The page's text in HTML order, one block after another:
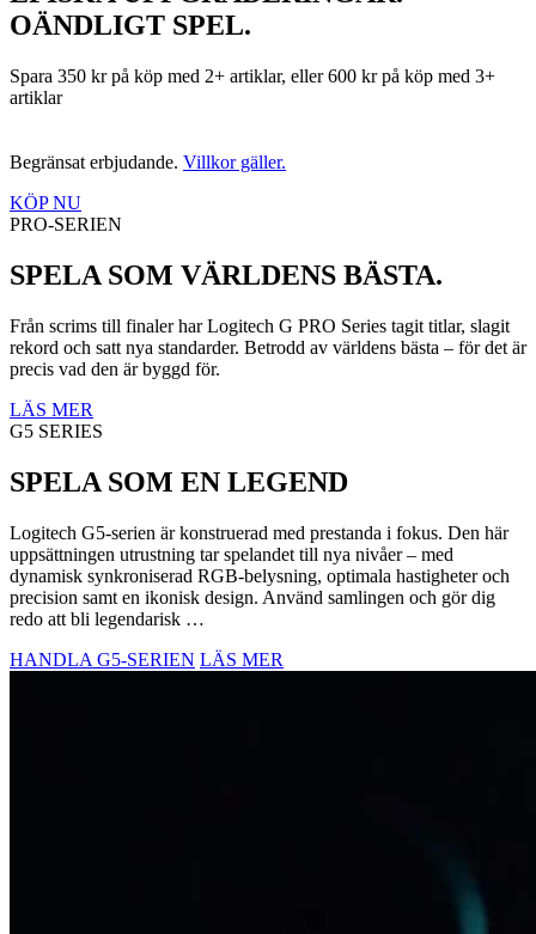
OÄNDLIGT SPEL.
Spara 350 kr på köp med 2+ artiklar, eller 600 kr på köp med 3+
artiklar
Begränsat erbjudande. Villkor gäller.
KÖP NU
PRO-SERIEN
SPELA SOM VÄRLDENS BÄSTA.
Från scrims till finaler har Logitech G PRO Series tagit titlar, slagit
rekord och satt nya standarder. Betrodd av världens bästa – för det är
precis vad den är byggd för.
LÄS MER
G5 SERIES
SPELA SOM EN LEGEND
Logitech G5-serien är konstruerad med prestanda i fokus. Den här
uppsättningen utrustning tar spelandet till nya nivåer – med
dynamisk synkroniserad RGB-belysning, optimala hastigheter och
precision samt en ikonisk design. Använd samlingen och gör dig
redo att bli legendarisk …
HANDLA G5-SERIEN LÄS MER